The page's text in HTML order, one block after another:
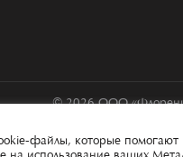
файлы, которые
© 2026 ООО